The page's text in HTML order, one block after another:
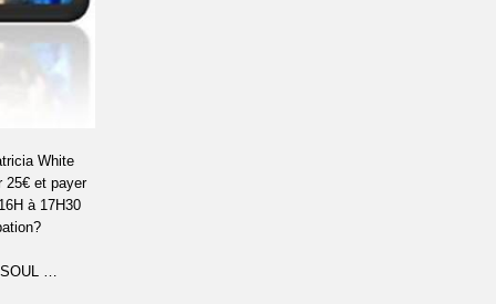
White
25€ et payer
à 17H30
SOUL …